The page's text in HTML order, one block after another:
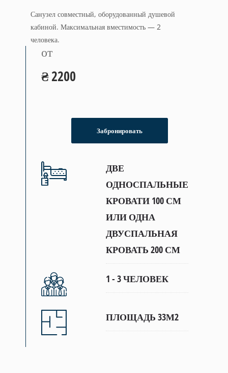
Санузел совместный, оборудованный душевой
кабиной. Максимальная вместимость — 2
человека.
от
₴ 2200
Забронировать
ДВЕ
ОДНОСПАЛЬНЫЕ
КРОВАТИ 100 СМ
ИЛИ ОДНА
ДВУСПАЛЬНАЯ
КРОВАТЬ 200 СМ
1 - 3 ЧЕЛОВЕК
ПЛОЩАДЬ 33М2